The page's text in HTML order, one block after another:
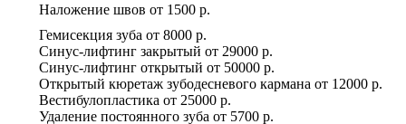
Наложение швов от 1500 р.
Гемисекция зуба от 8000 р.
Синус-лифтинг закрытый от 29000 р.
Синус-лифтинг открытый от 50000 р.
Открытый кюретаж зубодесневого кармана от 12000 р.
Вестибулопластика от 25000 р.
Удаление постоянного зуба от 5700 р.